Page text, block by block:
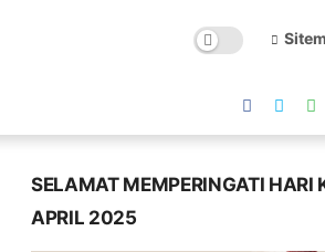
SELAMAT MEMPERINGATI HARI
APRIL 2025